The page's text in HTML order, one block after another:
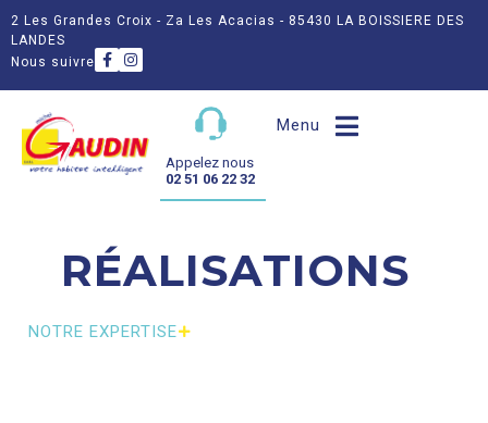
2 Les Grandes Croix - Za Les Acacias - 85430 LA BOISSIERE DES
LANDES
Nous suivre
Appelez nous
02 51 06 22 32
Menu
RÉALISATIONS
NOTRE EXPERTISE